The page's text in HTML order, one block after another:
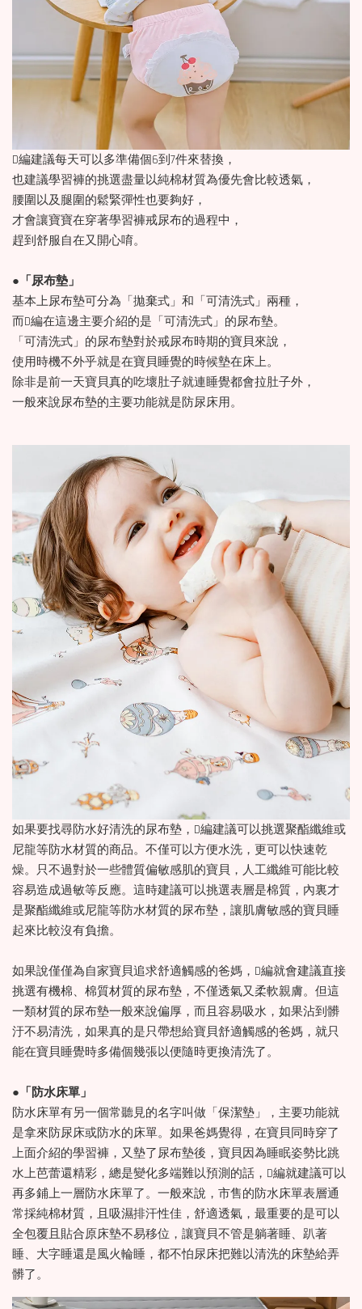
D編建議每天可以多準備個6到7件來替換，
也建議學習褲的挑選盡量以純棉材質為優先會比較透氣，
腰圍以及腿圍的鬆緊彈性也要夠好，
才會讓寶寶在穿著學習褲戒尿布的過程中，
趕到舒服自在又開心唷。
● 「尿布墊」
基本上尿布墊可分為「拋棄式」和「可清洗式」兩種，
而D編在這邊主要介紹的是「可清洗式」的尿布墊。
「可清洗式」的尿布墊對於戒尿布時期的寶貝來說，
使用時機不外乎就是在寶貝睡覺的時候墊在床上。
除非是前一天寶貝真的吃壞肚子就連睡覺都會拉肚子外，
一般來說尿布墊的主要功能就是防尿床用。
如果要找尋防水好清洗的尿布墊，D編建議可以挑選聚酯纖維或
尼龍等防水材質的商品。不僅可以方便水洗，更可以快速乾
燥。只不過對於一些體質偏敏感肌的寶貝，人工纖維可能比較
容易造成過敏等反應。這時建議可以挑選表層是棉質，內裏才
是聚酯纖維或尼龍等防水材質的尿布墊，讓肌膚敏感的寶貝睡
起來比較沒有負擔。
如果說僅僅為自家寶貝追求舒適觸感的爸媽，D編就會建議直接
挑選有機棉、棉質材質的尿布墊，不僅透氣又柔軟親膚。但這
一類材質的尿布墊一般來說偏厚，而且容易吸水，如果沾到髒
汙不易清洗，如果真的是只帶想給寶貝舒適觸感的爸媽，就只
能在寶貝睡覺時多備個幾張以便隨時更換清洗了。
● 「防水床單」
防水床單有另一個常聽見的名字叫做「保潔墊」，主要功能就
是拿來防尿床或防水的床單。如果爸媽覺得，在寶貝同時穿了
上面介紹的學習褲，又墊了尿布墊後，寶貝因為睡眠姿勢比跳
水上芭蕾還精彩，總是變化多端難以預測的話，D編就建議可以
再多鋪上一層防水床單了。一般來說，市售的防水床單表層通
常採純棉材質，且吸濕排汗性佳，舒適透氣，最重要的是可以
全包覆且貼合原床墊不易移位，讓寶貝不管是躺著睡、趴著
睡、大字睡還是風火輪睡，都不怕尿床把難以清洗的床墊給弄
髒了。